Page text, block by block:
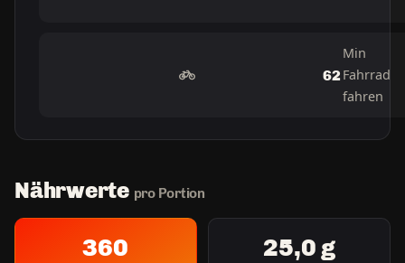
62
Min
Fahrrad
fahren
Nährwerte pro Portion
360 25,0 g